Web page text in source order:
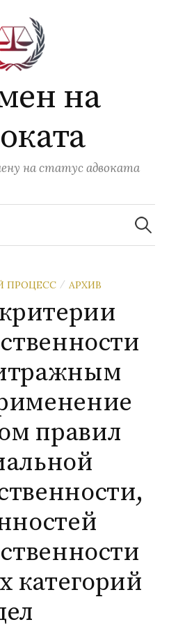
на
на статус адвоката
Найти:
ПРОЦЕСС / АРХИВ
правил
категорий